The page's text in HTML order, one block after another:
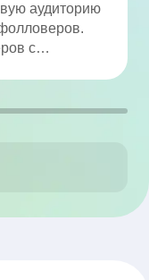
аудиторию
с